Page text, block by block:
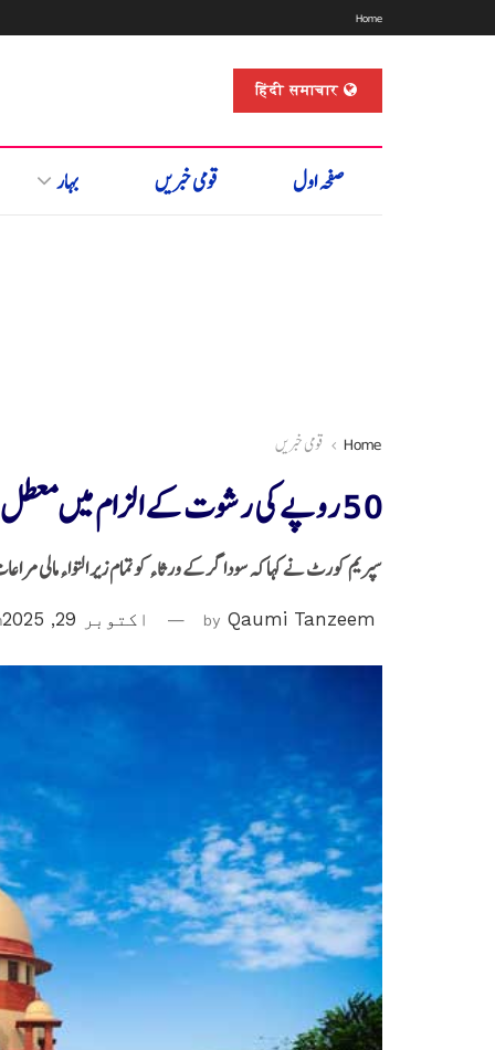
Home
हिंदी समाचार
صفحہ اول قومی خبریں بہار
Home قومی خبریں
50 روپے کی رشوت کے الزام میں معطل ٹی ٹی ای کو 37 سال بعد ملا انصاف
سپریم کورٹ نے کہا کہ سوداگر کے ورثاء کو تمام زیر التواء مالی
by Qaumi Tanzeem اکتوبر 29, 2025